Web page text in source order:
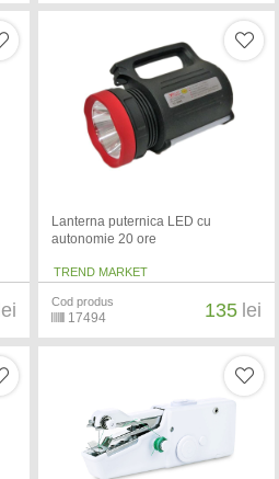
lei
Lanterna puternica LED cu
autonomie 20 ore
TREND MARKET
Cod produs
17494 135 lei